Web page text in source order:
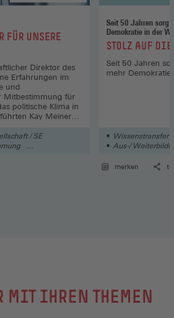
FÜR UNSERE
Direktor des
Erfahrungen im
und
Mitbestimmung für
politische Klima in
/ SE
Seit 50 Jahren sorgt
Demokratie in der
:STOLZ AUF
Seit 50 Jahren
mehr
Wissenstransfer
Aus-/
merken
MIT IHREN THEMEN